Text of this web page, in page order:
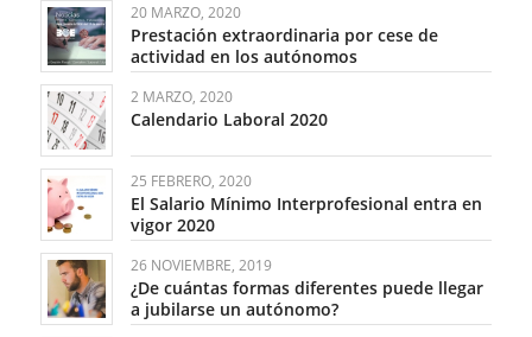
20 MARZO, 2020
Prestación extraordinaria por cese de
actividad en los autónomos
2 MARZO, 2020
Calendario Laboral 2020
25 FEBRERO, 2020
El Salario Mínimo Interprofesional entra en
vigor 2020
26 NOVIEMBRE, 2019
¿De cuántas formas diferentes puede llegar
a jubilarse un autónomo?